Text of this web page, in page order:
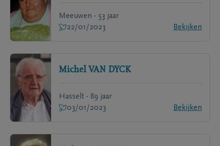
Meeuwen - 53 jaar
22/01/2023
Bekijken
Michel VAN DYCK
Hasselt - 89 jaar
03/01/2023
Bekijken